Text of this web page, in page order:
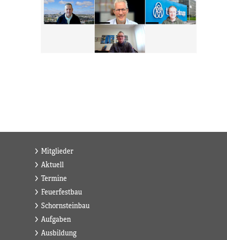
Mitglieder
Aktuell
Termine
Feuerfestbau
Schornsteinbau
Aufgaben
Ausbildung